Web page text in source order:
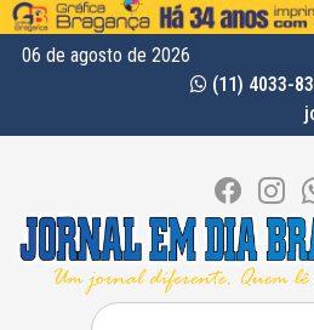
06 de agosto de 2026
(11) 4033-
Pesquisar